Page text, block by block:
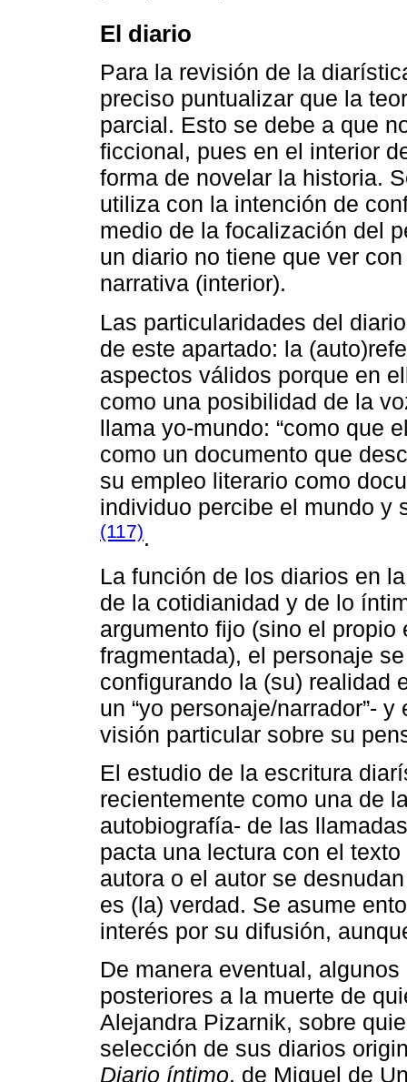
El diario
Para la revisión de la
preciso puntualizar que la
parcial. Esto se debe a que
ficcional, pues en el interior
forma de novelar la historia.
utiliza con la intención de
medio de la focalización del
un diario no tiene que ver
narrativa (interior).
Las particularidades del
de este apartado: la
aspectos válidos porque en
como una posibilidad de la
llama yo-mundo: “como que
como un documento que
su empleo literario como
individuo percibe el mundo y
(117).
La función de los diarios en
de la cotidianidad y de lo
argumento fijo (sino el
fragmentada), el personaje
configurando la (su) realidad
un “yo personaje/narrador”-
visión particular sobre su
El estudio de la escritura
recientemente como una de
autobiografía- de las
pacta una lectura con el
autora o el autor se
es (la) verdad. Se asume
interés por su difusión,
De manera eventual,
posteriores a la muerte de
Alejandra Pizarnik, sobre
selección de sus diarios
Diario íntimo, de Miguel de